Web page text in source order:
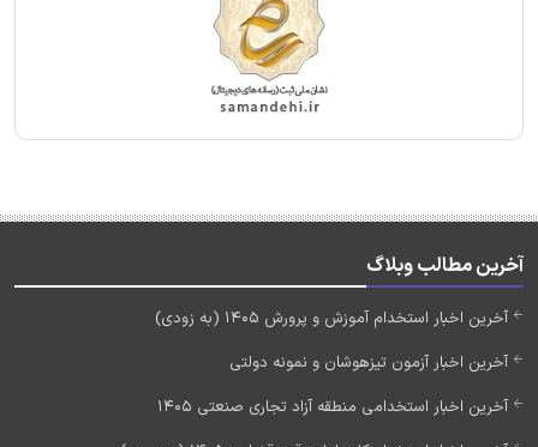
آخرین مطالب وبلاگ
آخرین اخبار استخدام آموزش و پرورش 1405 (به زودی)
آخرین اخبار آزمون تیزهوشان و نمونه دولتی
آخرین اخبار استخدامی منطقه آزاد تجاری صنعتی 1405